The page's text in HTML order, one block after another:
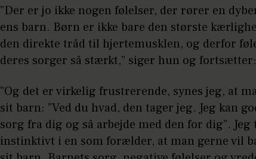
”Der er jo ikke nogen følelser, der rører en
ens barn. Børn er ikke bare den største
den direkte tråd til hjertemusklen, og derfor
deres sorger så stærkt,” siger hun og fortsætter:
”Og det er virkelig frustrerende, synes jeg, at
sit barn: ”Ved du hvad, den tager jeg. Jeg kan
sorg fra dig og så arbejde med den for dig”.
instinktivt i en som forælder, at man gerne vil